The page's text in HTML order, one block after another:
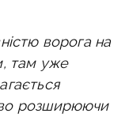
ворога на
там уже
розширюючи